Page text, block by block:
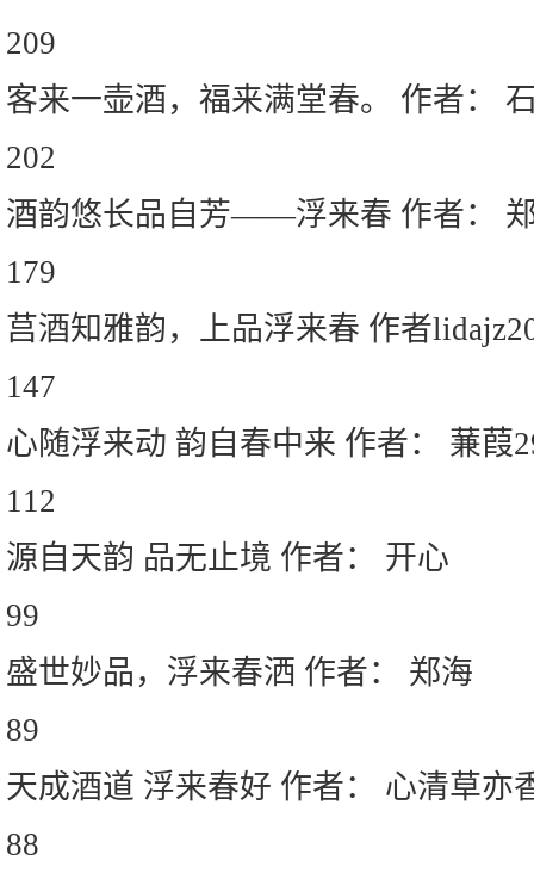
209
客来一壶酒，福来满堂春。 作者：
202
酒韵悠长品自芳——浮来春 作者：
179
莒酒知雅韵，上品浮来春 作者
147
心随浮来动 韵自春中来 作者： 蒹葭
112
源自天韵 品无止境 作者： 开心
99
盛世妙品，浮来春洒 作者： 郑海
89
天成酒道 浮来春好 作者： 心清草亦
88